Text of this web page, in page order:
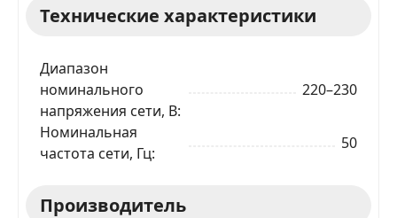
Технические характеристики
Диапазон
номинального
напряжения сети, В
220–230
Номинальная
частота сети, Гц
50
Производитель